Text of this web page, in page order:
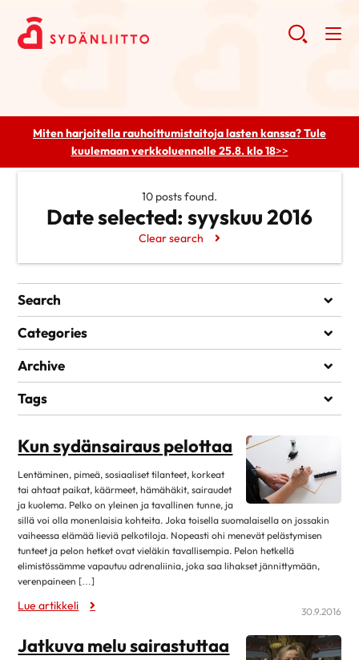
Miten harjoitella rauhoittumistaitoja lasten kanssa? Tule
kuulemaanverkkoluennolle 25.8. klo 18>>
10 posts found.
Date selected: syyskuu 2016
Clear search
Search
Categories
Elämää sairauden kanssa
Kuntoutuminen
Matkustaminen
Omahoito ja seuranta
Palveluita sairastuneelle
Sairastuneen liikunta
Seksuaalisuus
Sosiaaliturva
Toipuminen ja sopeutuminen
Archive
heinäkuu 2026
kesäkuu 2026 1
toukokuu 2026
huhtikuu 2026
maaliskuu 2026
helmikuu 2026
tammikuu 2026
joulukuu 2025
12
kesäkuu 2025 4
Tags
Kun sydänsairaus pelottaa
Lentäminen, pimeä, sosiaaliset tilanteet, korkeat
tai ahtaat paikat, käärmeet, hämähäkit, sairaudet
ja kuolema. Pelko on yleinen ja tavallinen tunne, ja
sillä voi olla monenlaisia kohteita. Joka toisella suomalaisella on jossakin
vaiheessa elämää lieviä pelkotiloja. Nopeasti ohi menevät pelästymisen
tunteet ja pelon hetket ovat vieläkin tavallisempia. Pelon hetkellä
elimistössämme vapautuu adrenaliinia, joka saa lihakset jännittymään,
verenpaineen […]
Lue artikkeli 30.9.2016
Jatkuva melu sairastuttaa